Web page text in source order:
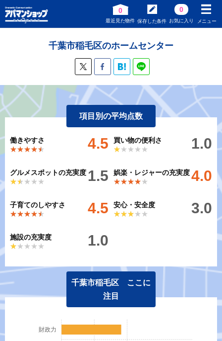
0
最近見た物件 保存した条件
0
お気に入り メニュー
千葉市稲毛区のホームセンター
項目別の平均点数
働きやすさ
★★★★★
★★★★★ 4.5
買い物の便利さ
★★★★★
★★★★★ 1.0
グルメスポットの充実度
★★★★★
★★★★★ 1.5
娯楽・レジャーの充実度
★★★★★
★★★★★ 4.0
子育てのしやすさ
★★★★★
★★★★★ 4.5
安心・安全度
★★★★★
★★★★★ 3.0
施設の充実度
★★★★★
★★★★★ 1.0
千葉市稲毛区 ここに
注目
財政力